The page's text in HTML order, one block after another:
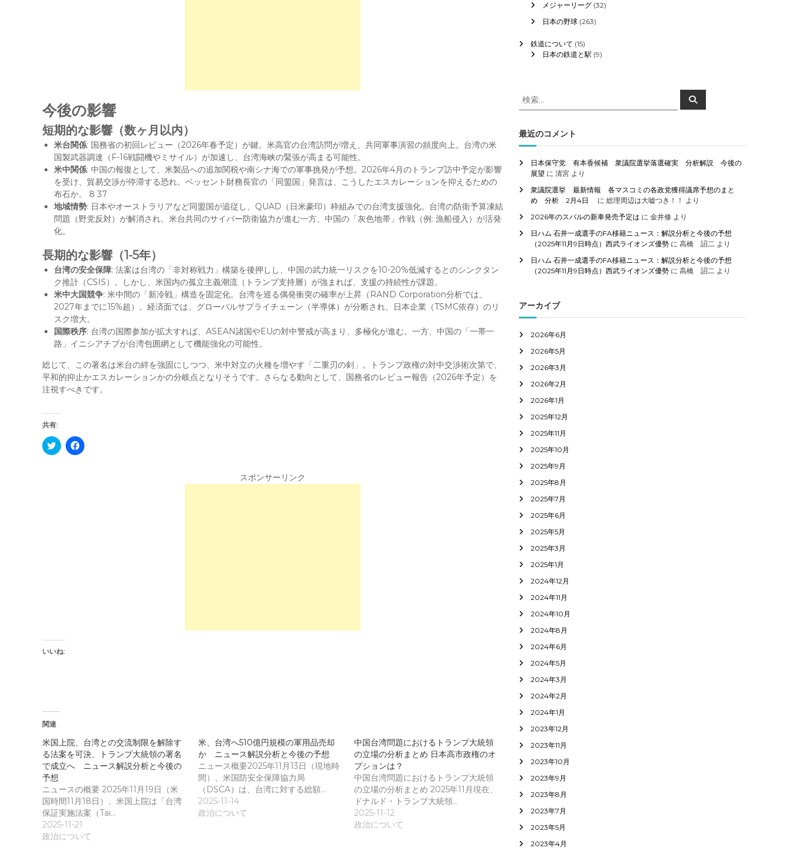
今後の影響
短期的な影響（数ヶ月以内）
米台関係: 国務省の初回レビュー（2026年春予定）が鍵。米高官の台湾訪問が増え、共同軍事演習の頻度向上。台湾の米
国製武器調達（F-16戦闘機やミサイル）が加速し、台湾海峡の緊張が高まる可能性。
米中関係: 中国の報復として、米製品への追加関税や南シナ海での軍事挑発が予想。2026年4月のトランプ訪中予定が影響
を受け、貿易交渉が停滞する恐れ。ベッセント財務長官の「同盟国」発言は、こうしたエスカレーションを抑えるための
布石か。 8 37
地域情勢: 日本やオーストラリアなど同盟国が追従し、QUAD（日米豪印）枠組みでの台湾支援強化。台湾の防衛予算凍結
問題（野党反対）が解消され、米台共同のサイバー防衛協力が進む一方、中国の「灰色地帯」作戦（例: 漁船侵入）が活発
化。
長期的な影響（1-5年）
台湾の安全保障: 法案は台湾の「非対称戦力」構築を後押しし、中国の武力統一リスクを10-20%低減するとのシンクタン
ク推計（CSIS）。しかし、米国内の孤立主義潮流（トランプ支持層）が強まれば、支援の持続性が課題。
米中大国競争: 米中間の「新冷戦」構造を固定化。台湾を巡る偶発衝突の確率が上昇（RAND Corporation分析では、
2027年までに15%超）。経済面では、グローバルサプライチェーン（半導体）が分断され、日本企業（TSMC依存）のリ
スク増大。
国際秩序: 台湾の国際参加が拡大すれば、ASEAN諸国やEUの対中警戒が高まり、多極化が進む。一方、中国の「一帯一
路」イニシアチブが台湾包囲網として機能強化の可能性。
総じて、この署名は米台の絆を強固にしつつ、米中対立の火種を増やす「二重刃の剣」。トランプ政権の対中交渉術次第で、
平和的抑止かエスカレーションかの分岐点となりそうです。さらなる動向として、国務省のレビュー報告（2026年予定）を
注視すべきです。
共有:
C
l
ィ
ン
ド
)
F
a
スポンサーリンク
いいね:
関連
米国上院、台湾との交流制限を解除す
る法案を可決、トランプ大統領の署名
で成立へ ニュース解説分析と今後の
予想
ニュースの概要 2025年11月19日（米
国時間11月18日）、米国上院は「台湾
保証実施法案（Tai…
2025-11-21
政治について
米、台湾へ510億円規模の軍用品売却
か ニュース解説分析と今後の予想
ニュース概要2025年11月13日（現地時
間）、米国防安全保障協力局
（DSCA）は、台湾に対する総額…
2025-11-14
政治について
中国台湾問題におけるトランプ大統領
の立場の分析まとめ 日本高市政権のオ
プションは？
中国台湾問題におけるトランプ大統領
の立場の分析まとめ 2025年11月現在、
ドナルド・トランプ大統領…
2025-11-12
政治について
メジャーリーグ (32)
日本の野球 (263)
鉄道について (15)
日本の鉄道と駅 (9)
検
索
象
:
検
索
最近のコメント
日本保守党 有本香候補 衆議院選挙落選確実 分析解説 今後の
展望 に清宮 より
衆議院選挙 最新情報 各マスコミの各政党獲得議席予想のまと
め 分析 2月4日
に総理周辺は大嘘つき！！ より
2026年のスバルの新車発売予定は に金井修 より
日ハム 石井一成選手のFA移籍ニュース：解説分析と今後の予想
（2025年11月9日時点）西武ライオンズ優勢 に高橋 詔二 より
日ハム 石井一成選手のFA移籍ニュース：解説分析と今後の予想
（2025年11月9日時点）西武ライオンズ優勢 に高橋 詔二 より
アーカイブ
2026年6月
2026年5月
2026年3月
2026年2月
2026年1月
2025年12月
2025年11月
2025年10月
2025年9月
2025年8月
2025年7月
2025年6月
2025年5月
2025年3月
2025年1月
2024年12月
2024年11月
2024年10月
2024年8月
2024年6月
2024年5月
2024年3月
2024年2月
2024年1月
2023年12月
2023年11月
2023年10月
2023年9月
2023年8月
2023年7月
2023年5月
2023年4月